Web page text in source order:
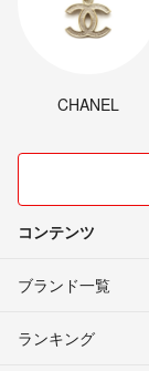
CHANEL
コンテンツ
ブランド一覧
ランキング